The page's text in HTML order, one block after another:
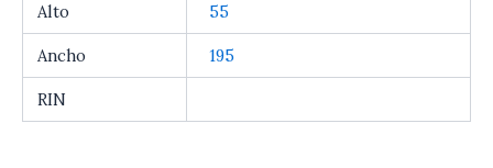
Alto 55
Ancho 195
RIN